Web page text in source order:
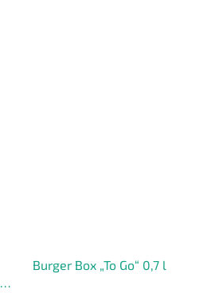
Burger Box „To Go“ 0,7 l